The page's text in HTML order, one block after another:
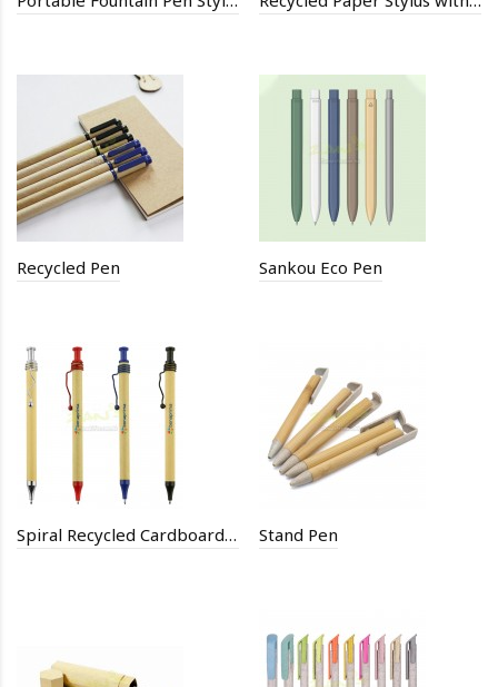
Recycled Pen Sankou Eco Pen
Spiral Recycled Cardboard Pen Stand Pen